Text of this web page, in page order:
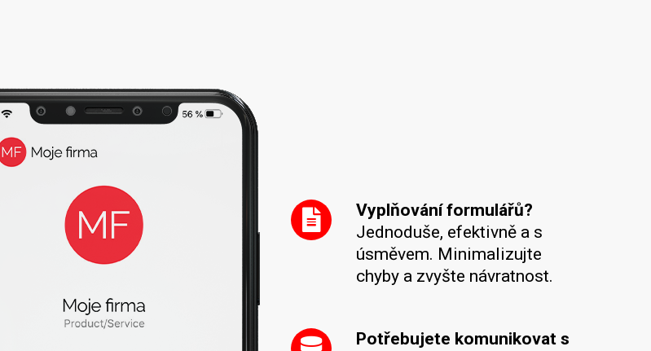
Vyplňování formulářů?
Jednoduše, efektivně a s
úsměvem. Minimalizujte
chyby a zvyšte návratnost.
Potřebujete komunikovat s